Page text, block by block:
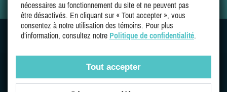
SUIVEZ-NOUS SUR
nécessaires au fonctionnement du site et ne peuvent pas
être désactivés. En cliquant sur « Tout accepter », vous
consentez à notre utilisation des témoins. Pour plus
d’information, consultez notre Politique de confidentialité.
Tout accepter